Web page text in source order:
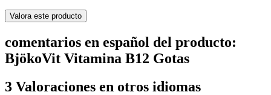
Valora este producto
comentarios en español del producto:
BjökoVit Vitamina B12 Gotas
3 Valoraciones en otros idiomas